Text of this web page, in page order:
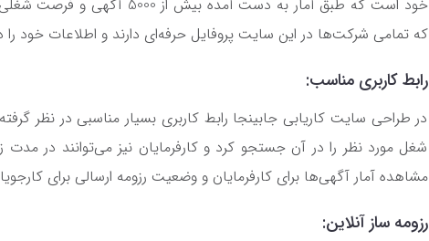
خود است که طبق آمار به دست
که تمامی شرکت‌ها در این سایت پروفایل حرفه‌ای دارند و اطلاعات خود را
رابط کاربری مناسب:
در طراحی سایت کاریابی جابینجا رابط کاربری بسیار مناسبی در نظر
شغل مورد نظر را در آن جستجو کرد و کارفرمایان نیز می‌توانند در
مشاهده آمار آگهی‌ها برای کارفرمایان و وضعیت رزومه ارسالی برای
رزومه ساز آنلاین: